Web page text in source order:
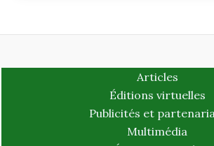
Articles
Éditions virtuelles
Publicités et
Multimédia